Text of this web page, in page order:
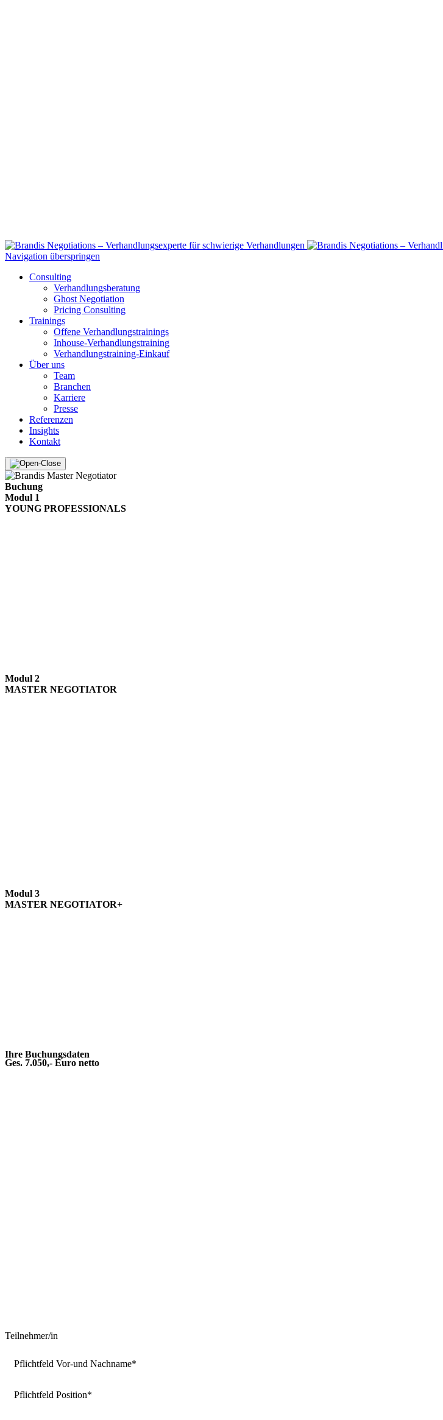
Navigation überspringen
Consulting
Verhandlungsberatung
Ghost Negotiation
Pricing Consulting
Trainings
Offene Verhandlungstrainings
Inhouse-Verhandlungstraining
Verhandlungstraining-Einkauf
Über uns
Team
Branchen
Karriere
Presse
Referenzen
Insights
Kontakt
Buchung
Modul 1
YOUNG PROFESSIONALS
Modul 2
MASTER NEGOTIATOR
Modul 3
MASTER NEGOTIATOR+
Ihre Buchungsdaten
Ges. 7.050,- Euro netto
Teilnehmer/in
Pflichtfeld Vor-und Nachname*
Pflichtfeld Position*